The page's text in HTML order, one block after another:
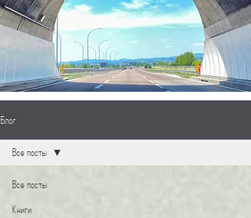
Блог
Все посты
Книги
Все посты